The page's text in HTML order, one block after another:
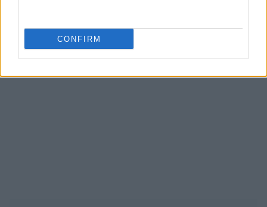
CONFIRM